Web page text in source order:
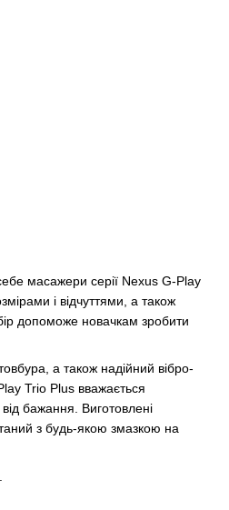
масажери серії Nexus G-Play
і відчуттями, а також
допоможе новачкам зробити
а також надійний вібро-
Trio Plus вважається
бажання. Виготовлені
з будь-якою змазкою на